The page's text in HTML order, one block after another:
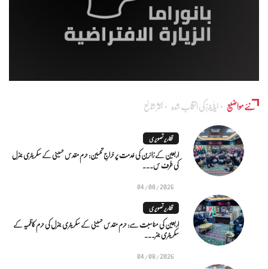
نئے مواضیع ایڈٰیٹرز کی انتخاب شدہ اکثر شائع
تقاریر تصویری
اربعین کے زائرین کی خدمت پر خراجِ تحسین: حرم مقدس حسینی کے سکریٹری جنرل
کی طرف س...
04/08/2026
تقاریر تصویری
اربعین کی مناسبت سے: حرم مقدس حسینی کے سکریٹری جنرل کی حرم کاظمیہ کے
سکریٹری جنر...
04/08/2026